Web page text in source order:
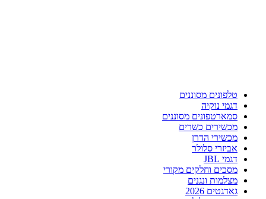
טלפונים מסוננים
דגמי נוקיה
סמארטפונים מסוננים
מכשירים כשרים
מכשירי הדרן
אביזרי סלולר
דגמי JBL
מסכים וחלקים מקורי
מצלמות ונגנים
גאדגטים 2026